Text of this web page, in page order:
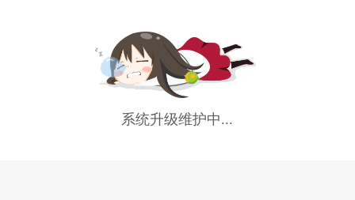
系统升级维护中...